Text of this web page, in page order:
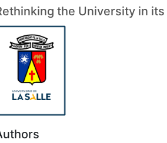
the University in